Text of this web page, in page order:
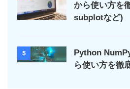
から使い方を
subplotなど)
5
Python
ら使い方を徹